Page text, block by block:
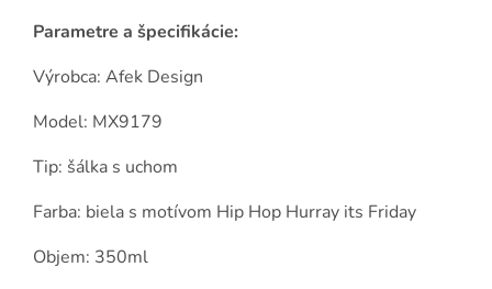
Parametre a špecifikácie:
Výrobca: Afek Design
Model: MX9179
Tip: šálka s uchom
Farba: biela s motívom Hip Hop Hurray its Friday
Objem: 350ml